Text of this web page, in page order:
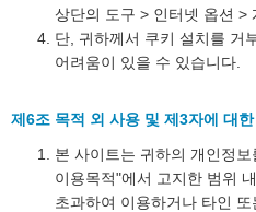
상단의 도구 > 인터넷 옵션 >
단, 귀하께서 쿠키 설치를 거
어려움이 있을 수 있습니다.
제6조 목적 외 사용 및 제3자에 대
본 사이트는 귀하의 개인정
이용목적"에서 고지한 범위
초과하여 이용하거나 타인